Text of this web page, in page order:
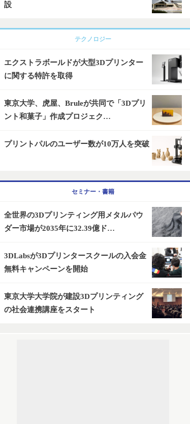
設
テクノロジー
エクストラボールドが大型3Dプリンター
に関する特許を取得
東京大学、虎屋、Bruleが共同で「3Dプリ
ント和菓子」作成プロジェク…
プリントパルのユーザー数が10万人を突破
セミナー・書籍
全世界の3Dプリンティング用メタルパウ
ダー市場が2035年に32.39億ド…
3DLabsが3Dプリンタースクールの入会金
無料キャンペーンを開始
東京大学大学院が建設3Dプリンティング
の社会連携講座をスタート